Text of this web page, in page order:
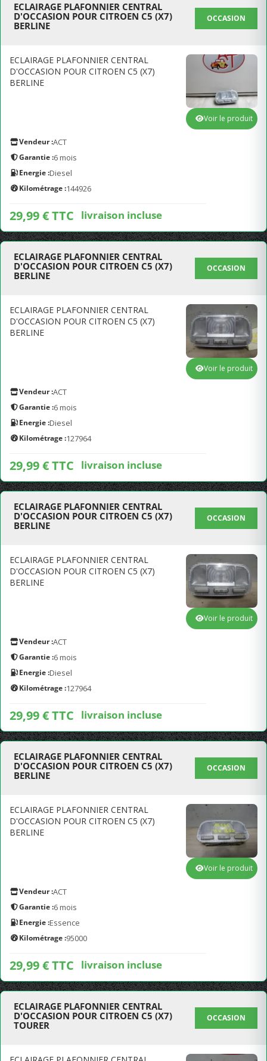
ECLAIRAGE PLAFONNIER CENTRAL
D'OCCASION POUR CITROEN C5 (X7)
BERLINE
OCCASION
ECLAIRAGE PLAFONNIER CENTRAL
D'OCCASION POUR CITROEN C5 (X7)
BERLINE
Vendeur :ACT
Garantie :6 mois
Energie :Diesel
Kilométrage :144926
29,99 € TTC livraison incluse
Voir le produit
ECLAIRAGE PLAFONNIER CENTRAL
D'OCCASION POUR CITROEN C5 (X7)
BERLINE
OCCASION
ECLAIRAGE PLAFONNIER CENTRAL
D'OCCASION POUR CITROEN C5 (X7)
BERLINE
Vendeur :ACT
Garantie :6 mois
Energie :Diesel
Kilométrage :127964
29,99 € TTC livraison incluse
Voir le produit
ECLAIRAGE PLAFONNIER CENTRAL
D'OCCASION POUR CITROEN C5 (X7)
BERLINE
OCCASION
ECLAIRAGE PLAFONNIER CENTRAL
D'OCCASION POUR CITROEN C5 (X7)
BERLINE
Vendeur :ACT
Garantie :6 mois
Energie :Diesel
Kilométrage :127964
29,99 € TTC livraison incluse
Voir le produit
ECLAIRAGE PLAFONNIER CENTRAL
D'OCCASION POUR CITROEN C5 (X7)
BERLINE
OCCASION
ECLAIRAGE PLAFONNIER CENTRAL
D'OCCASION POUR CITROEN C5 (X7)
BERLINE
Vendeur :ACT
Garantie :6 mois
Energie :Essence
Kilométrage :95000
29,99 € TTC livraison incluse
Voir le produit
ECLAIRAGE PLAFONNIER CENTRAL
D'OCCASION POUR CITROEN C5 (X7)
TOURER
OCCASION